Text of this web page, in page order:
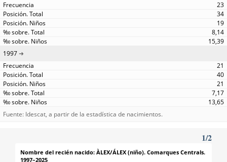
23
34
19
8,14
15,39
1997
21
40
21
7,17
13,65
Fuente: Idescat, a partir de la estadística de nacimientos.